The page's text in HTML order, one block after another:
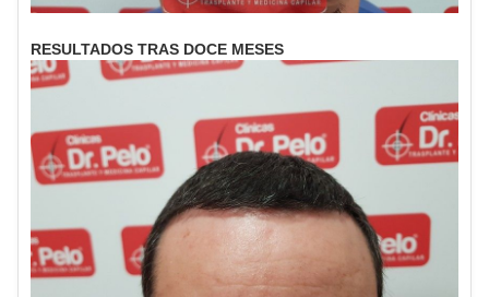
RESULTADOS TRAS DOCE MESES